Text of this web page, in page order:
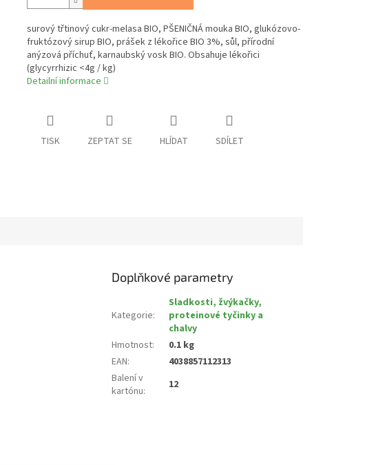
surový třtinový cukr-melasa BIO, PŠENIČNÁ mouka BIO, glukózovo-
fruktózový sirup BIO, prášek z lékořice BIO 3%, sůl, přírodní
anýzová příchuť, karnaubský vosk BIO. Obsahuje lékořici
(glycyrrhizic <4g / kg)
Detailní informace
TISK ZEPTAT SE HLÍDAT SDÍLET
Doplňkové parametry
Kategorie:
Sladkosti, žvýkačky,
proteinové tyčinky a
chalvy
Hmotnost:
0.1 kg
EAN:
4038857112313
Balení v
kartónu: 12